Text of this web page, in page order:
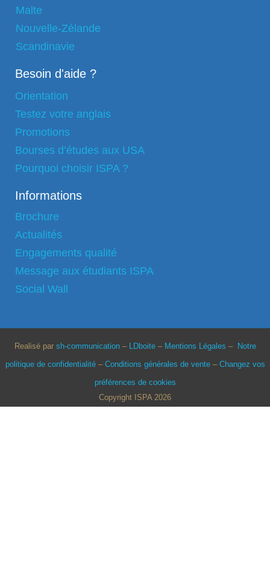
Malte
Nouvelle-Zélande
Scandinavie
Besoin d'aide ?
Orientation
Testez votre anglais
Promotions
Bourses d’études aux USA
Pourquoi choisir ISPA ?
Informations
Brochure
Actualités
Engagements qualité
Message aux étudiants ISPA
Social Wall
Realisé par sh-communication– LDboite– Mentions Légales – Notre
politique de confidentialité– Conditions générales de vente– Changez vos
préférences de cookies
Copyright ISPA 2026